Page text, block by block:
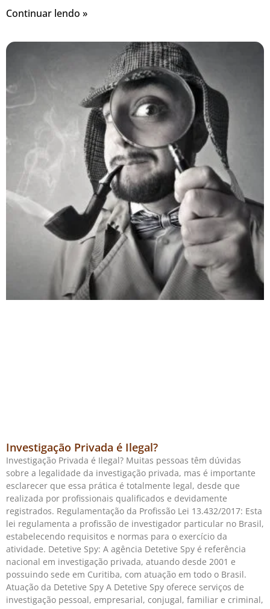
Continuar lendo »
Investigação Privada é Ilegal?
Investigação Privada é Ilegal? Muitas pessoas têm dúvidas
sobre a legalidade da investigação privada, mas é importante
esclarecer que essa prática é totalmente legal, desde que
realizada por profissionais qualificados e devidamente
registrados. Regulamentação da Profissão Lei 13.432/2017: Esta
lei regulamenta a profissão de investigador particular no Brasil,
estabelecendo requisitos e normas para o exercício da
atividade. Detetive Spy: A agência Detetive Spy é referência
nacional em investigação privada, atuando desde 2001 e
possuindo sede em Curitiba, com atuação em todo o Brasil.
Atuação da Detetive Spy A Detetive Spy oferece serviços de
investigação pessoal, empresarial, conjugal, familiar e criminal,